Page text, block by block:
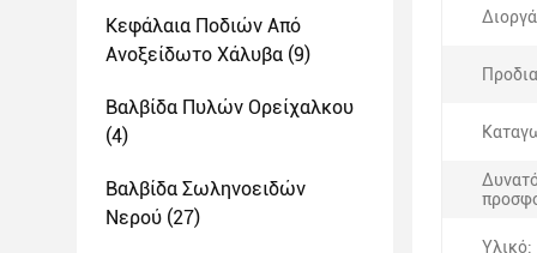
Κεφάλαια Ποδιών Από
Ανοξείδωτο Χάλυβα (9)
Βαλβίδα Πυλών Ορείχαλκου
(4)
Βαλβίδα Σωληνοειδών
Νερού (27)
Υλικό: